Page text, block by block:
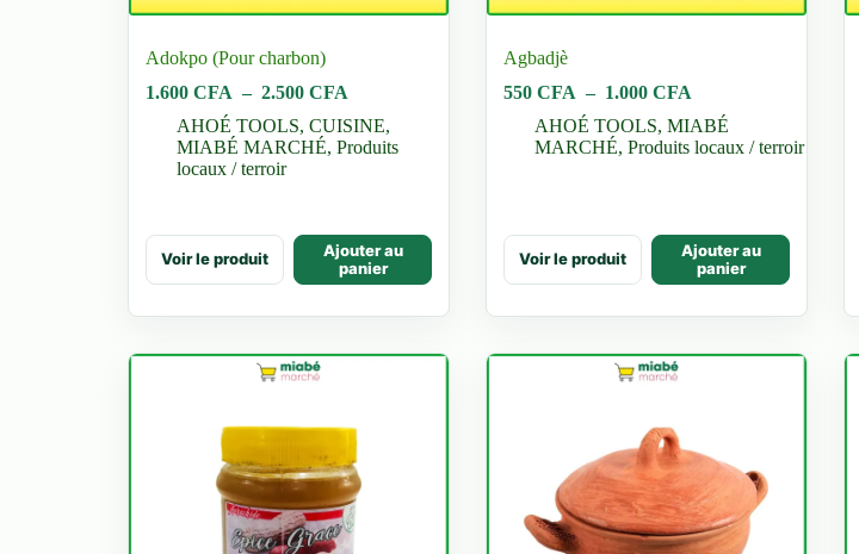
Adokpo (Pour charbon)
1.600CFA – 2.500CFA
prix :
1.600 CFA
AHOÉ TOOLS,CUISINE,
MIABÉ MARCHÉ,Produits
locaux / terroir
Voir le produit
Ajouter au
panier
Ce
produit
a
Les
Agbadjè
550CFA – 1.000CFA
prix :
550 CFA
AHOÉ TOOLS,MIABÉ
MARCHÉ,Produits locaux / terroir
Voir le produit
Ajouter au
panier
Ce
produit
a
Les
produit